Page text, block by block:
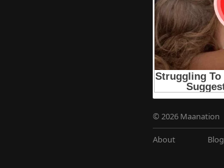
© 2026 Maanation
About Blog